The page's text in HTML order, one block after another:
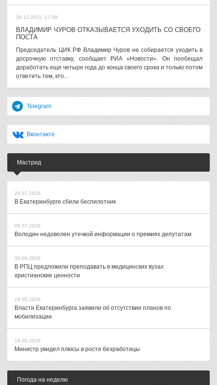
28.12.2011, 17:39
ВЛАДИМИР ЧУРОВ ОТКАЗЫВАЕТСЯ УХОДИТЬ СО СВОЕГО
ПОСТА
Председатель ЦИК РФ Владимир Чуров не собирается уходить в
досрочную отставку, сообщает РИА «Новости». Он пообещал
доработать еще четыре года до конца своего срока и только потом
ответить тем, кто...
Telegram
Вконтакте
Мастрид
25.07.2026
В Екатеринбурге сбили беспилотник
08.07.2026
Володин недоволен утечкой информации о премиях депутатам
30.06.2026
В РПЦ предложили преподавать в медицинских вузах
христианские ценности
19.05.2026
Власти Екатеринбурга заявили об отсутствии планов по
мобилизации
18.05.2026
Министр увидел плюсы в росте безработицы
Погода на неделю